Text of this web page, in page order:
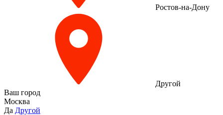
Ростов-на-Дону
Другой
Ваш город
Москва
Да Другой